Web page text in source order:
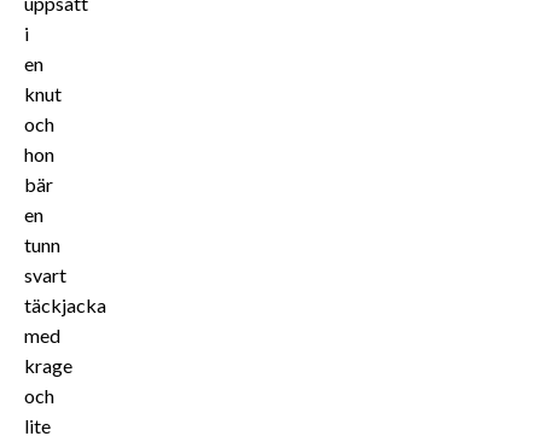
i
en
knut
och
hon
bär
en
tunn
svart
täckjacka
med
krage
och
lite